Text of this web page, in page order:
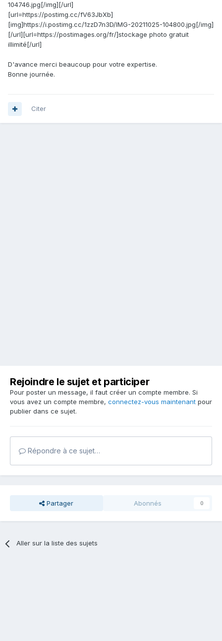
104746.jpg[/img][/url]
[url=https://postimg.cc/fV63JbXb]
[img]https://i.postimg.cc/1zzD7n3D/IMG-20211025-104800.jpg[/img]
[/url][url=https://postimages.org/fr/]stockage photo gratuit
illimité[/url]
D'avance merci beaucoup pour votre expertise.
Bonne journée.
Citer
Rejoindre le sujet et participer
Pour poster un message, il faut créer un compte membre. Si
vous avez un compte membre, connectez-vous maintenant pour
publier dans ce sujet.
Répondre à ce sujet…
Partager Abonnés 0
Aller sur la liste des sujets